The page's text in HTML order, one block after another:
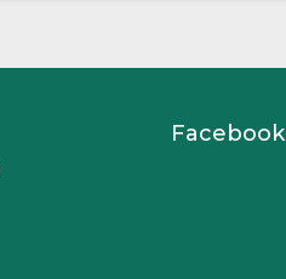
Facebook